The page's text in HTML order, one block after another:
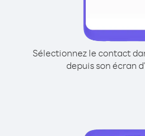
Sélectionnez le contact
depuis son écran